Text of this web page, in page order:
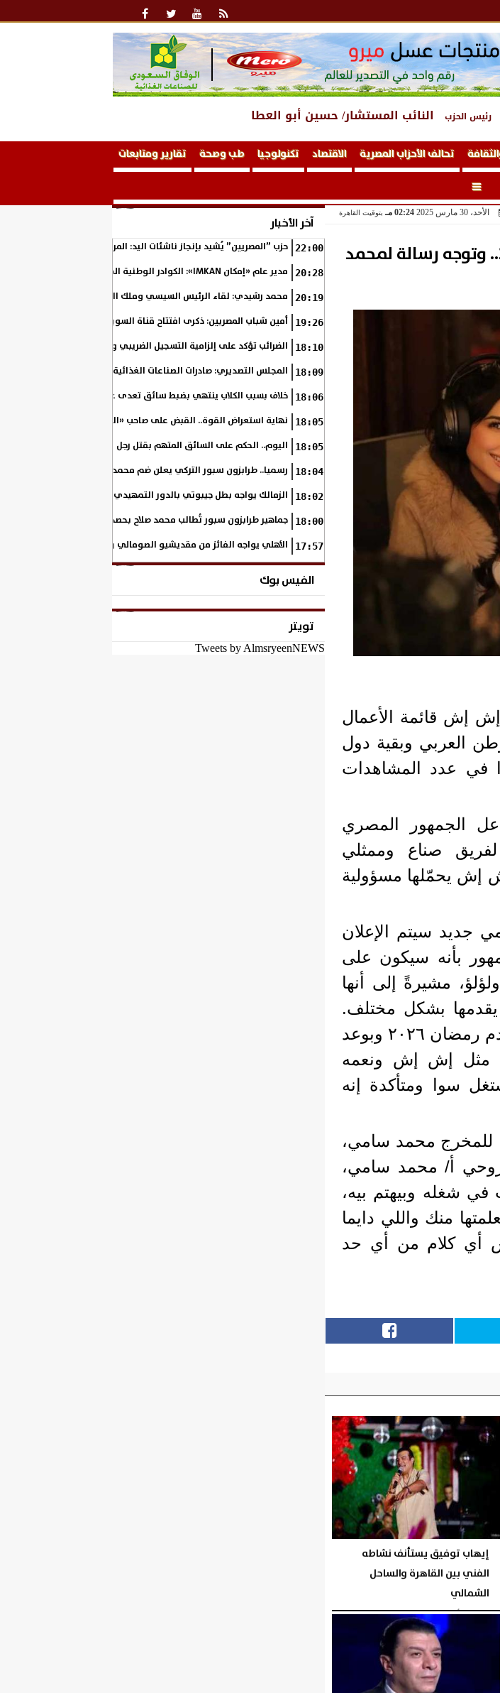
رئيس الحزب النائب المستشار/ حسين أبو العطا
تحالف الأحزاب المصرية الاقتصاد تكنولوجيا طب وصحة تقارير ومتابعات
الأحد، 30 مارس 2025 02:24 مـ بتوقيت القاهرة
مي عمر تعلن عن مفاجأة جديدة لرمضان 2026.. وتوجه رسالة لمحمد
إش قائمة الأعمال
العربي وبقية دول
في عدد المشاهدات
الجمهور المصري
صناع وممثلي
إش يحمّلها مسؤولية
جديد سيتم الإعلان
ووعدت الجمهور بأنه سيكون على
مشيرةً إلى أنها
بشكل مختلف.
قائله: «انتظروا قريبا الإعلان عن مشروعي القادم رمضان ٢٠٢٦ وبوعد
مثل إش إش ونعمه
سوا ومتأكدة إنه
للمخرج محمد سامي،
أ/ محمد سامي،
شغله وبيهتم بيه،
منك واللي دايما
أي كلام من أي حد
إيهاب توفيق يستأنف نشاطه
الفني بين القاهرة والساحل
الشمالي
الخميس، 6 أغسطس 2026 05:54 مـ
آخر الأخبار
22:00 حزب ”المصريين” يُشيد بإنجاز ناشئات اليد: المربع الذهبي خطوة نحو
20:28 مدير عام «إمكان IMKAN»: الكوادر الوطنية المؤهلة هي الثروة الحقيقية لمستقبل التنمية في مصر
20:19 محمد رشيدي: لقاء الرئيس السيسي وملك البحرين يؤكد قيادة مصر لتعزيز
19:26 أمين شباب المصريين: ذكرى افتتاح قناة السويس الجديدة تجسد رؤية
18:10 الضرائب تؤكد على إلزامية التسجيل الضريبي والفاتورة الإلكترونية لجميع
18:09 المجلس التصديري: صادرات الصناعات الغذائية إلى الاتحاد الأوروبي ترتفع 15.4% خلال النصف الأول من 2026
18:06 خلاف بسبب الكلاب ينتهي بضبط سائق تعدى على سيدة بالإسكندرية
18:05 نهاية استعراض القوة.. القبض على صاحب «السنجة» في المنوفية
18:05 اليوم.. الحكم على السائق المتهم بقتل رجل وحفيدته وإصابة 11 آخرين
18:04 رسميا.. طرابزون سبور التركي يعلن ضم محمد صلاح حتى عام 2028
18:02 الزمالك يواجه بطل جيبوتي بالدور التمهيدي من بطولة إفريقيا
18:00 جماهير طرابزون سبور تُطالب محمد صلاح بحصد لقب الدوري التركي
17:57 الأهلي يواجه الفائز من مقديشيو الصومالي وكيتارا الأوغندي
الفيس بوك
تويتر
Tweets by AlmsryeenNEWS